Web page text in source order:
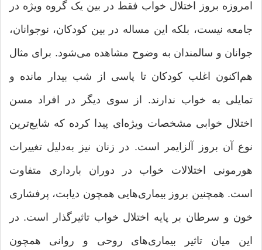
امروزه بروز اختلال خواب فقط در بین یک گروه ویژه در
جامعه نیست، بلکه این مساله در بین کودکان، نوجوانان،
جوانان و سالمندان به وضوح مشاهده می‌شود. برای مثال
هم‌اکنون اغلب کودکان تا پاسی از شب بیدار مانده و
تمایلی به خواب ندارند. از سوی دیگر در افراد مسن
اختلال خوابی مشخصات ویژه‌ای پیدا کرده که شایع‌ترین
نوع آن بروز آلزایمر است. در زنان نیز به‌دلیل تغییرات
هورمونی اختلالات خواب در دوران بارداری متفاوت
است. همچنین بروز بیماری‌هایی همچون دیابت، پرفشاری
خون و سرطان بر پایه اختلال خواب تاثیرگذار است. در
این میان تاثیر بیماری‌های روحی و روانی همچون